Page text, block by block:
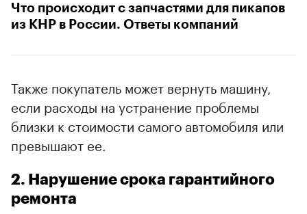
Что происходит с запчастями для пикапов
из КНР в России. Ответы компаний
Также покупатель может вернуть машину,
если расходы на устранение проблемы
близки к стоимости самого автомобиля или
превышают ее.
2. Нарушение срока гарантийного
ремонта